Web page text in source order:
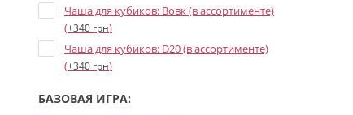
Чаша для кубиков: Вовк (в ассортименте)
(+340 грн)
Чаша для кубиков: D20 (в ассортименте)
(+340 грн)
БАЗОВАЯ ИГРА: